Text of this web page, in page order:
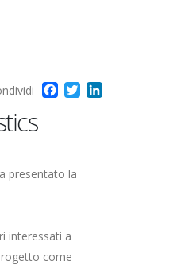
Facebook
Twitter
presentato la
interessati a
come